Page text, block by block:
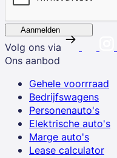
Aanmelden
Volg ons via
Ons aanbod
Gehele voorrraad
Bedrijfswagens
Personenauto's
Elektrische auto's
Marge auto's
Lease calculator